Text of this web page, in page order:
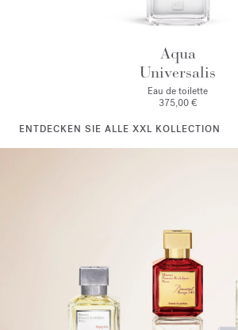
Aqua
Universalis
Eau de toilette
375,00 €
ENTDECKEN SIE ALLE XXL KOLLECTION